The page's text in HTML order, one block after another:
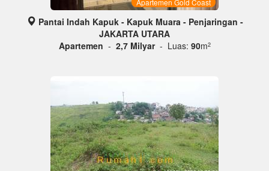
Apartemen Gold Coast
Pantai Indah Kapuk - Kapuk Muara - Penjaringan -
JAKARTA UTARA
Apartemen - 2,7 Milyar - Luas: 90m2